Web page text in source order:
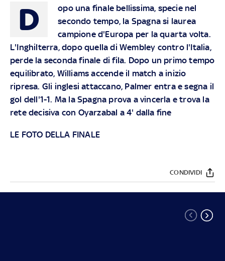
D
opo una finale bellissima, specie nel
secondo tempo, la Spagna si laurea
campione d'Europa per la quarta volta.
L'Inghilterra, dopo quella di Wembley contro l'Italia,
perde la seconda finale di fila. Dopo un primo tempo
equilibrato, Williams accende il match a inizio
ripresa. Gli inglesi attaccano, Palmer entra e segna il
gol dell'1-1. Ma la Spagna prova a vincerla e trova la
rete decisiva con Oyarzabal a 4' dalla fine
LE FOTO DELLA FINALE
CONDIVIDI